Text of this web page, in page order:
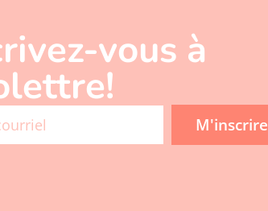
vous à
M'inscrire